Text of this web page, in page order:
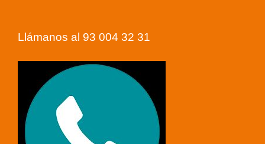
Llámanos al 93 004 32 31